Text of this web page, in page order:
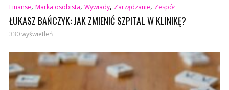
Finanse, Marka osobista, Wywiady, Zarządzanie, Zespół
ŁUKASZ BAŃCZYK: JAK ZMIENIĆ SZPITAL W KLINIKĘ?
330 wyświetleń